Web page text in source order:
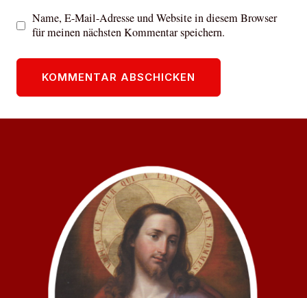
Name, E-Mail-Adresse und Website in diesem Browser
für meinen nächsten Kommentar speichern.